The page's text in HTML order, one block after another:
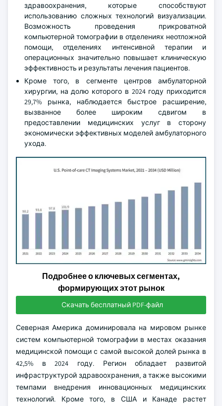
здравоохранения, которые способствуют
использованию сложных технологий визуализации.
Возможность проведения прикроватной
компьютерной томографии в отделениях неотложной
помощи, отделениях интенсивной терапии и
операционных значительно повышает клиническую
эффективность и результаты лечения пациентов.
Кроме того, в сегменте центров амбулаторной
хирургии, на долю которого в 2024 году приходится
29,7% рынка, наблюдается быстрое расширение,
вызванное более широким сдвигом в
предоставлении медицинских услуг в сторону
экономически эффективных моделей амбулаторного
ухода.
Подробнее о ключевых сегментах,
формирующих этот рынок
Скачать бесплатный PDF-файл
Северная Америка доминировала на мировом рынке
систем компьютерной томографии в местах оказания
медицинской помощи с самой высокой долей рынка в
42,5% в 2024 году. Регион обладает развитой
инфраструктурой здравоохранения, а также высокими
темпами внедрения инновационных медицинских
технологий. Кроме того, в США и Канаде растет